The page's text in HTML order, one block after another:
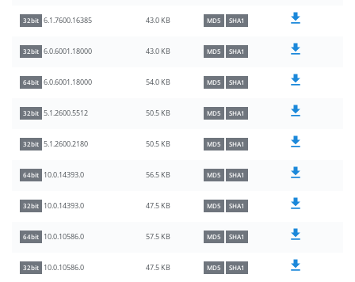
32bit 6.1.7600.16385 43.0 KB MD5 SHA1
32bit 6.0.6001.18000 43.0 KB MD5 SHA1
64bit 6.0.6001.18000 54.0 KB MD5 SHA1
32bit 5.1.2600.5512 50.5 KB MD5 SHA1
32bit 5.1.2600.2180 50.5 KB MD5 SHA1
64bit 10.0.14393.0 56.5 KB MD5 SHA1
32bit 10.0.14393.0 47.5 KB MD5 SHA1
64bit 10.0.10586.0 57.5 KB MD5 SHA1
32bit 10.0.10586.0 47.5 KB MD5 SHA1